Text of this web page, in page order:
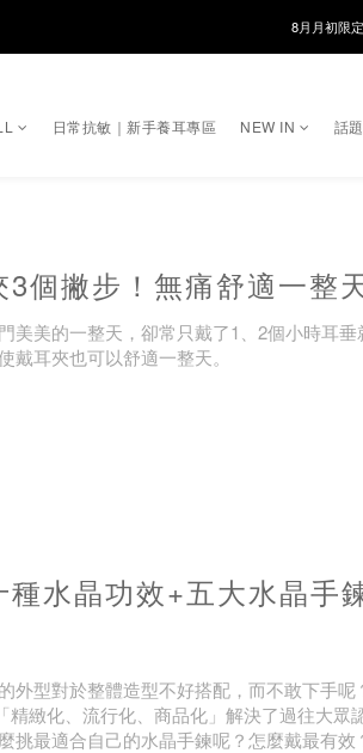
8月月初限
線在，好事
日常抗敏｜新手養耳專區 NEW IN 話
個撇步！無痛舒適一整
美美的一整天，卻常只戴了1、2個小時耳
耳夾也可以舒適一整天。
放置在與耳垂接觸的位置，就可以緩衝金
水晶功效+五大水晶手
外型對於整體造型不好搭配，而不敢下手
緻化、流行化、商品化」解決了過往大眾
挑最適合自己的水晶手鍊呢？怎麼戴最有